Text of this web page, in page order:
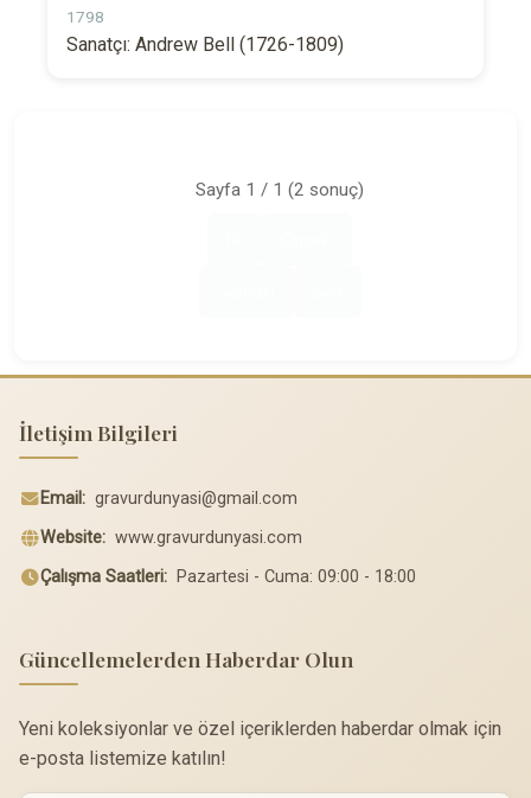
1798
Sanatçı: Andrew Bell (1726-1809)
Sayfa 1 / 1 (2 sonuç)
İletişim Bilgileri
Email: gravurdunyasi@gmail.com
Website: www.gravurdunyasi.com
Çalışma Saatleri: Pazartesi - Cuma: 09:00 - 18:00
Güncellemelerden Haberdar Olun
Yeni koleksiyonlar ve özel içeriklerden haberdar olmak için
e-posta listemize katılın!